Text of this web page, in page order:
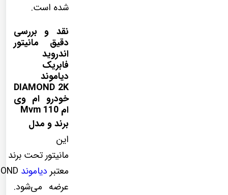
شده است.
نقد و بررسی
دقیق مانیتور
اندروید
فابریک
دیاموند
DIAMOND 2K
خودرو ام وی
ام 110 Mvm
برند و مدل
این
مانیتور تحت برند
معتبر دیاموند
عرضه می‌شود.